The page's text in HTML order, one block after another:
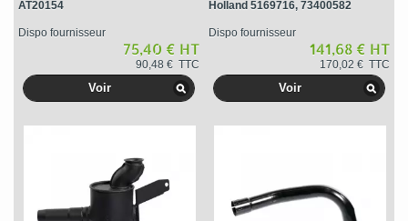
AT20154
Dispo fournisseur
75,40 € HT
90,48 € TTC
Voir
Holland 5169716, 73400582
Dispo fournisseur
141,68 € HT
170,02 € TTC
Voir